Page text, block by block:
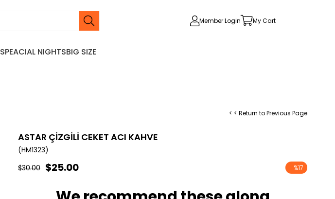
Member Login My Cart
SPEACIAL NIGHTSBIG SIZE
< < Return to Previous Page
ASTAR ÇİZGİLİ CEKET ACI KAHVE
(HM1323)
%17
$30.00 $25.00